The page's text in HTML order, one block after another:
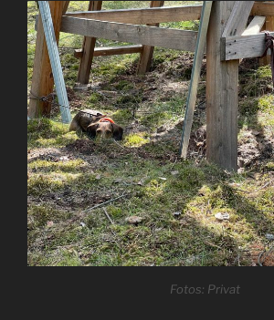
Fotos: Privat